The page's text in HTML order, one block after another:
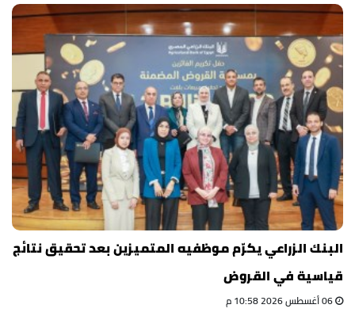
البنك الزراعي يكرّم موظفيه المتميزين بعد تحقيق نتائج
قياسية في القروض